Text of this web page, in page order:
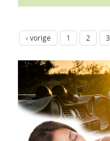
‹ vorige 1 2 3